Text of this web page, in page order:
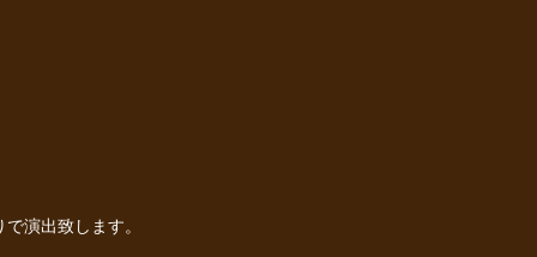
演出致します。